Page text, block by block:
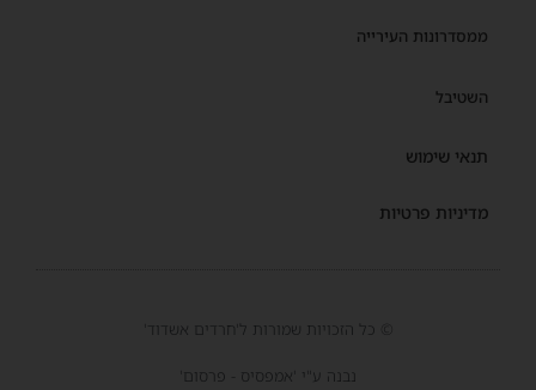
ממסדרונות העירייה
השטיבל
תנאי שימוש
מדיניות פרטיות
© כל הזכויות שמורות ל'חרדים אשדוד'
נבנה ע"י 'אמפסיס - פרסום'